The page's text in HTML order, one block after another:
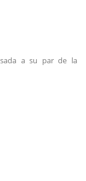
a su par de la